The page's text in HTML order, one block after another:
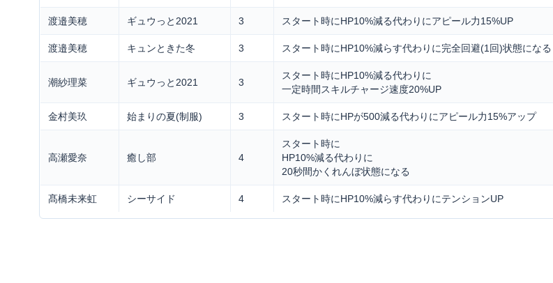
渡邉美穂 ギュウっと2021 3 スタート時にHP10%減る代わりにアピール力15%UP
渡邉美穂 キュンときた冬 3 スタート時にHP10%減らす代わりに完全回避(1回)状態になる
潮紗理菜 ギュウっと2021 3
スタート時にHP10%減る代わりに
一定時間スキルチャージ速度20%UP
金村美玖 始まりの夏(制服) 3 スタート時にHPが500減る代わりにアピール力15%アップ
高瀬愛奈 癒し部 4
スタート時に
HP10%減る代わりに
20秒間かくれんぼ状態になる
髙橋未来虹 シーサイド 4 スタート時にHP10%減らす代わりにテンションUP